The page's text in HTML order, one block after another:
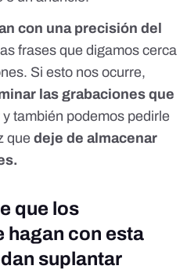
con una precisión del
las frases que digamos cerca
Si esto nos ocurre,
las grabacionesque
y también podemos pedirle
que deje de almacenar
que los
hagan con esta
suplantar